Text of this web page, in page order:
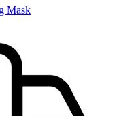
Mask